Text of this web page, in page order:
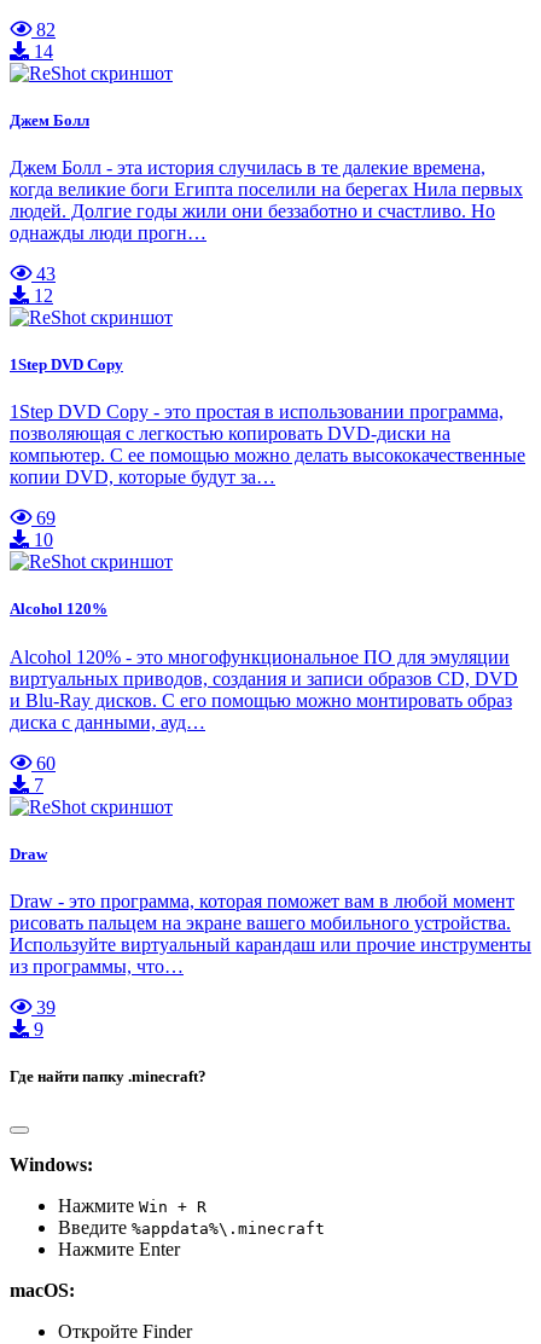
82
14
Джем Болл
Джем Болл - эта история случилась в те далекие времена,
когда великие боги Египта поселили на берегах Нила первых
людей. Долгие годы жили они беззаботно и счастливо. Но
однажды люди прогн…
43
12
1Step DVD Copy
1Step DVD Copy - это простая в использовании программа,
позволяющая с легкостью копировать DVD-диски на
компьютер. С ее помощью можно делать высококачественные
копии DVD, которые будут за…
69
10
Alcohol 120%
Alcohol 120% - это многофункциональное ПО для эмуляции
виртуальных приводов, создания и записи образов CD, DVD
и Blu-Ray дисков. С его помощью можно монтировать образ
диска с данными, ауд…
60
7
Draw
Draw - это программа, которая поможет вам в любой момент
рисовать пальцем на экране вашего мобильного устройства.
Используйте виртуальный карандаш или прочие инструменты
из программы, что…
39
9
Где найти папку .minecraft?
Windows:
Нажмите Win + R
Введите %appdata%\.minecraft
Нажмите Enter
macOS:
Откройте Finder